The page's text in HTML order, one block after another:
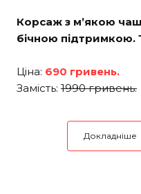
Корсаж з м’якою
бічною підтримкою.
Ціна: 690 гривень.
Замість: 1990 гривень.
Докладніше